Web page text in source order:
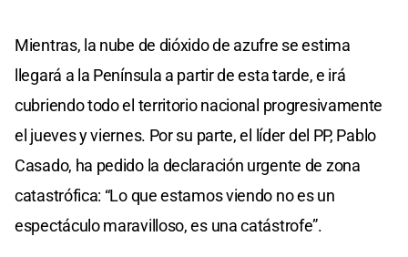
Mientras, la nube de dióxido de azufre se estima
llegará a la Península a partir de esta tarde, e irá
cubriendo todo el territorio nacional progresivamente
el jueves y viernes. Por su parte, el líder del PP, Pablo
Casado, ha pedido la declaración urgente de zona
catastrófica: “Lo que estamos viendo no es un
espectáculo maravilloso, es una catástrofe”.